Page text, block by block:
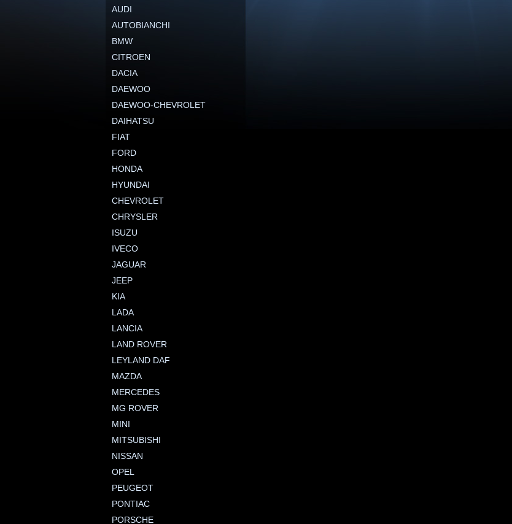
AUDI
AUTOBIANCHI
BMW
CITROEN
DACIA
DAEWOO
DAEWOO-CHEVROLET
DAIHATSU
FIAT
FORD
HONDA
HYUNDAI
CHEVROLET
CHRYSLER
ISUZU
IVECO
JAGUAR
JEEP
KIA
LADA
LANCIA
LAND ROVER
LEYLAND DAF
MAZDA
MERCEDES
MG ROVER
MINI
MITSUBISHI
NISSAN
OPEL
PEUGEOT
PONTIAC
PORSCHE